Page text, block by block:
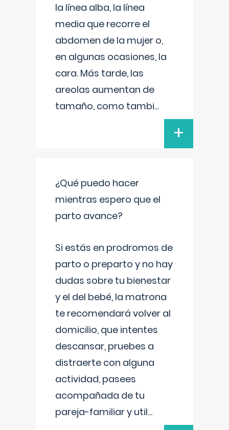
la línea alba, la línea
media que recorre el
abdomen de la mujer o,
en algunas ocasiones, la
cara. Más tarde, las
areolas aumentan de
tamaño, como tambi...
+
¿Qué puedo hacer
mientras espero que el
parto avance?
Si estás en prodromos de
parto o preparto y no hay
dudas sobre tu bienestar
y el del bebé, la matrona
te recomendará volver al
domicilio, que intentes
descansar, pruebes a
distraerte con alguna
actividad, pasees
acompañada de tu
pareja-familiar y util...